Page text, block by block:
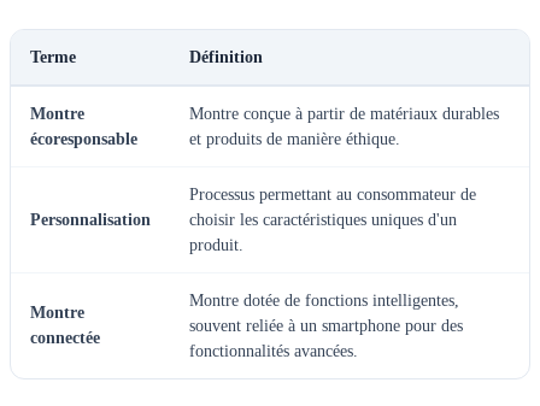
Terme Définition
Montre
écoresponsable
Montre conçue à partir de matériaux durables
et produits de manière éthique.
Personnalisation
Processus permettant au consommateur de
choisir les caractéristiques uniques d'un
produit.
Montre
connectée
Montre dotée de fonctions intelligentes,
souvent reliée à un smartphone pour des
fonctionnalités avancées.